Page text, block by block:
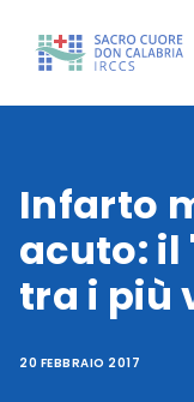
Infarto
acuto: il
tra i più
20 FEBBRAIO 2017